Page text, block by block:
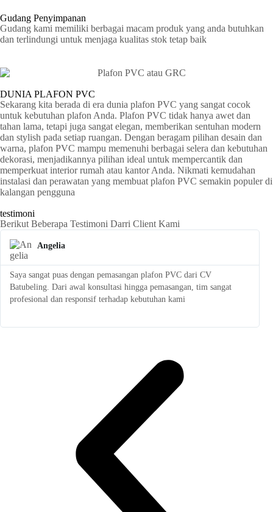
Gudang Penyimpanan
Gudang kami memiliki berbagai macam produk yang anda butuhkan
dan terlindungi untuk menjaga kualitas stok tetap baik
DUNIA PLAFON PVC
Sekarang kita berada di era dunia plafon PVC yang sangat cocok
untuk kebutuhan plafon Anda. Plafon PVC tidak hanya awet dan
tahan lama, tetapi juga sangat elegan, memberikan sentuhan modern
dan stylish pada setiap ruangan. Dengan beragam pilihan desain dan
warna, plafon PVC mampu memenuhi berbagai selera dan kebutuhan
dekorasi, menjadikannya pilihan ideal untuk mempercantik dan
memperkuat interior rumah atau kantor Anda. Nikmati kemudahan
instalasi dan perawatan yang membuat plafon PVC semakin populer di
kalangan pengguna
testimoni
Berikut Beberapa Testimoni Darri Client Kami
Angelia
Saya sangat puas dengan pemasangan plafon PVC dari CV
Batubeling. Dari awal konsultasi hingga pemasangan, tim sangat
profesional dan responsif terhadap kebutuhan kami